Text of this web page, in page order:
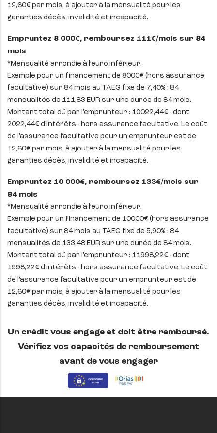
12,60€ par mois, à ajouter à la mensualité pour les
garanties décès, invalidité et incapacité.
Empruntez 8 000€, remboursez 111€/mois sur 84
mois
*Mensualité arrondie à l’euro inférieur.
Exemple pour un financement de 8000€ (hors assurance
facultative) sur 84 mois au TAEG fixe de 7,40% : 84
mensualités de 111,83 EUR sur une durée de 84 mois.
Montant total dû par l’emprunteur : 10022,44€ - dont
2022,44€ d’intérêts - hors assurance facultative. Le coût
de l’assurance facultative pour un emprunteur est de
12,60€ par mois, à ajouter à la mensualité pour les
garanties décès, invalidité et incapacité.
Empruntez 10 000€, remboursez 133€/mois sur
84 mois
*Mensualité arrondie à l’euro inférieur.
Exemple pour un financement de 10000€ (hors assurance
facultative) sur 84 mois au TAEG fixe de 5,90% : 84
mensualités de 133,48 EUR sur une durée de 84 mois.
Montant total dû par l’emprunteur : 11998,22€ - dont
1998,22€ d’intérêts - hors assurance facultative. Le coût
de l’assurance facultative pour un emprunteur est de
12,60€ par mois, à ajouter à la mensualité pour les
garanties décès, invalidité et incapacité.
Un crédit vous engage et doit être remboursé.
Vérifiez vos capacités de remboursement
avant de vous engager